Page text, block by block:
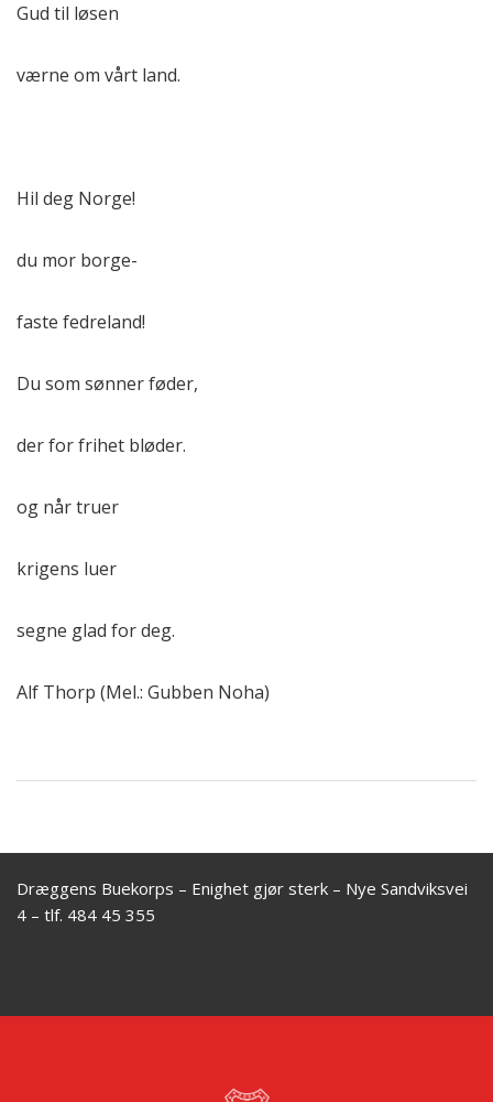
Gud til løsen
værne om vårt land.
Hil deg Norge!
du mor borge-
faste fedreland!
Du som sønner føder,
der for frihet bløder.
og når truer
krigens luer
segne glad for deg.
Alf Thorp (Mel.: Gubben Noha)
Dræggens Buekorps – Enighet gjør sterk – Nye Sandviksvei
4 – tlf. 484 45 355